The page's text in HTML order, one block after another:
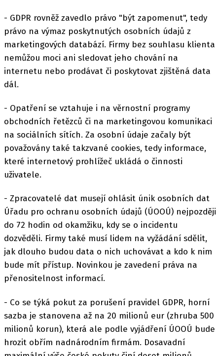
- GDPR rovněž zavedlo právo "být zapomenut", tedy
právo na výmaz poskytnutých osobních údajů z
marketingových databází. Firmy bez souhlasu klienta
nemůžou moci ani sledovat jeho chování na
internetu nebo prodávat či poskytovat zjištěná data
dál.
- Opatření se vztahuje i na věrnostní programy
obchodních řetězců či na marketingovou komunikaci
na sociálních sítích. Za osobní údaje začaly být
považovány také takzvané cookies, tedy informace,
které internetový prohlížeč ukládá o činnosti
uživatele.
- Zpracovatelé dat musejí ohlásit únik osobních dat
Úřadu pro ochranu osobních údajů (ÚOOÚ) nejpozději
do 72 hodin od okamžiku, kdy se o incidentu
dozvěděli. Firmy také musí lidem na vyžádání sdělit,
jak dlouho budou data o nich uchovávat a kdo k nim
bude mít přístup. Novinkou je zavedení práva na
přenositelnost informací.
- Co se týká pokut za porušení pravidel GDPR, horní
sazba je stanovena až na 20 milionů eur (zhruba 500
milionů korun), která ale podle vyjádření ÚOOÚ bude
hrozit obřím nadnárodním firmám. Dosavadní